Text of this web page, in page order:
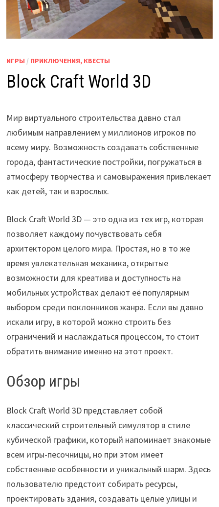
ИГРЫ / ПРИКЛЮЧЕНИЯ, КВЕСТЫ
Block Craft World 3D
Мир виртуального строительства давно стал
любимым направлением у миллионов игроков по
всему миру. Возможность создавать собственные
города, фантастические постройки, погружаться в
атмосферу творчества и самовыражения привлекает
как детей, так и взрослых.
Block Craft World 3D — это одна из тех игр, которая
позволяет каждому почувствовать себя
архитектором целого мира. Простая, но в то же
время увлекательная механика, открытые
возможности для креатива и доступность на
мобильных устройствах делают её популярным
выбором среди поклонников жанра. Если вы давно
искали игру, в которой можно строить без
ограничений и наслаждаться процессом, то стоит
обратить внимание именно на этот проект.
Обзор игры
Block Craft World 3D представляет собой
классический строительный симулятор в стиле
кубической графики, который напоминает знакомые
всем игры-песочницы, но при этом имеет
собственные особенности и уникальный шарм. Здесь
пользователю предстоит собирать ресурсы,
проектировать здания, создавать целые улицы и